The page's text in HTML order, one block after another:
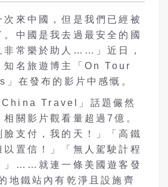
次來中國，但是我們已經被
。中國是我去過最安全的國
非常樂於助人……」近日，
知名旅遊博主「On Tour
在發布的影片中感慨。
Travel」話題儼然
相關影片觀看量超過7億。
臉支付，我的天！」「高鐵
以置信！」「無人駕駛計程
」……就連一條美國遊客發
地鐵站內有乾淨且設施齊